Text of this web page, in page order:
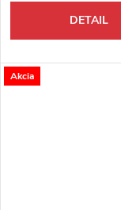
DETAIL
Akcia